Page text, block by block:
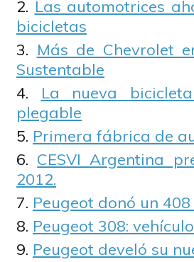
Las automotrices
bicicletas
Más de Chevrolet
Sustentable
La nueva
plegable
Primera fábrica de
CESVI Argentina
2012.
Peugeot donó un
Peugeot 308:
Peugeot develó su